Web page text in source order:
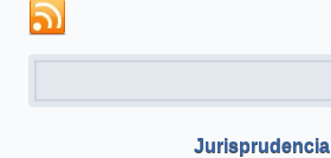
Jurisprudencia